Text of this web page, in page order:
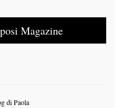
Magazine
di Paola